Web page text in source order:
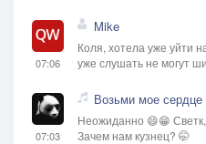
07:06
Mike
Коля, хотела уже уйти
уже слушать не могут
07:03
Возьми мое сердце
Неожиданно 😄😁
Зачем нам кузнец? 🤭